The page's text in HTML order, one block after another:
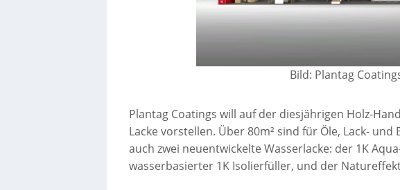
Bild: Plantag
Plantag Coatings will auf der diesjährigen Holz-
Lacke vorstellen. Über 80m² sind für Öle, Lack-
auch zwei neuentwickelte Wasserlacke: der 1K
wasserbasierter 1K Isolierfüller, und der